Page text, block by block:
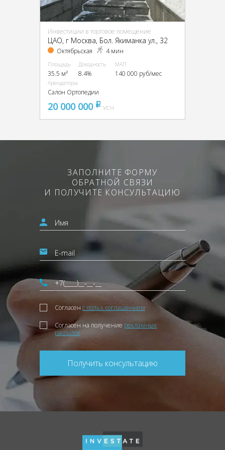
Инвестиции в торговое помещение
ЦАО, г Москва, Бол. Якиманка ул., 32
Октябрьская 4 мин
Площадь
35.5 м²
Доходность
8.4%
МАП
140 000 руб/мес
Арендаторы
Салон Ортопедии
20 000 000 pуб
УСН
ЗАПОЛНИТЕ ФОРМУ
ОБРАТНОЙ СВЯЗИ
И ПОЛУЧИТЕ КОНСУЛЬТАЦИЮ
Согласен с польз. соглашением
Согласен на получение рекламных
рассылок
Получить консультацию